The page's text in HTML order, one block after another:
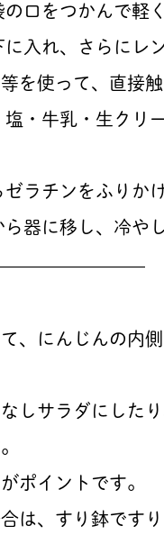
口をつかんで軽く
入れ、さらにレ
を使って、直接
・牛乳・生クリ
ラチンをふりかけ
に移し、冷やし
、にんじんの内
しサラダにした
ポイントです。
は、すり鉢です